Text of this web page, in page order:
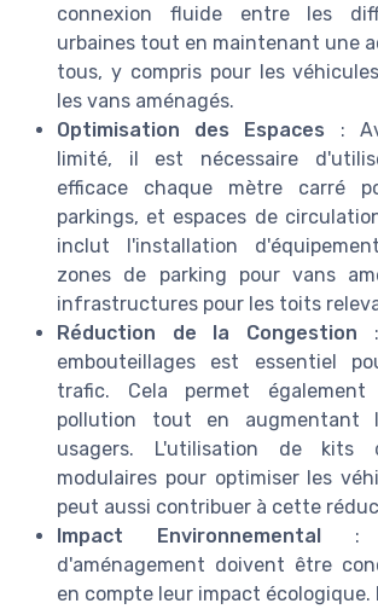
connexion fluide entre les
urbaines tout en maintenant une
tous, y compris pour les
les vans aménagés.
Optimisation des Espaces :
limité, il est nécessaire
efficace chaque mètre carré
parkings, et espaces de
inclut l'installation
zones de parking pour vans
infrastructures pour les toits
Réduction de la Congestion
embouteillages est essentiel
trafic. Cela permet
pollution tout en augmentant
usagers. L'utilisation de kits
modulaires pour optimiser les
peut aussi contribuer à cette
Impact Environnemental :
d'aménagement doivent être
en compte leur impact écologique.